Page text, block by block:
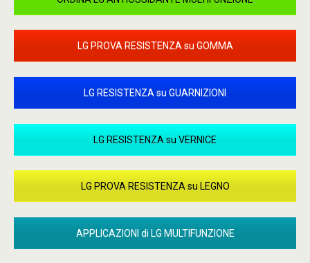
LG PROVA RESISTENZA su GOMMA
LG RESISTENZA su GUARNIZIONI
LG RESISTENZA su VERNICE
LG PROVA RESISTENZA su LEGNO
APPLICAZIONI di LG MULTIFUNZIONE